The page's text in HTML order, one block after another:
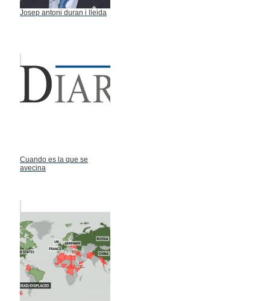
Josep antoni duran i lleida
Cuando es la que se
avecina